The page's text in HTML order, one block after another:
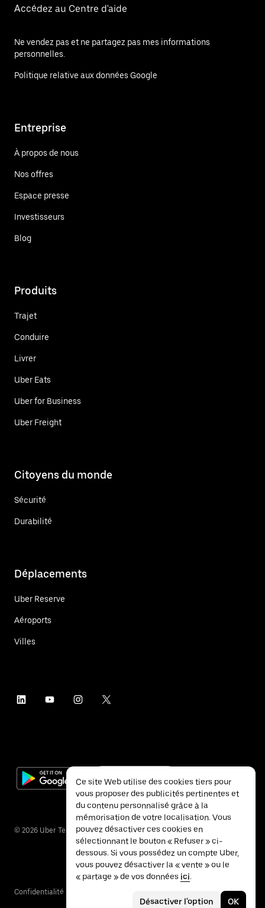
Accédez au Centre d'aide
Ne vendez pas et ne partagez pas mes informations
personnelles.
Politique relative aux données Google
Entreprise
À propos de nous
Nos offres
Espace presse
Investisseurs
Blog
Produits
Trajet
Conduire
Livrer
Uber Eats
Uber for Business
Uber Freight
Citoyens du monde
Sécurité
Durabilité
Déplacements
Uber Reserve
Aéroports
Villes
© 2026 Uber Technologies Inc.
Confidentialité
Ce site Web utilise des cookies tiers pour
vous proposer des publicités pertinentes et
du contenu personnalisé grâce à la
mémorisation de votre localisation. Vous
pouvez désactiver ces cookies en
sélectionnant le bouton « Refuser » ci-
dessous. Si vous possédez un compte Uber,
vous pouvez désactiver la « vente » ou le
« partage » de vos données ici.
Désactiver l'option OK